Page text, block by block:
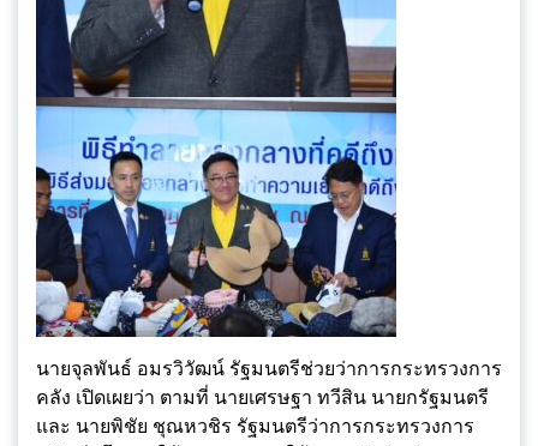
นายจุลพันธ์ อมรวิวัฒน์ รัฐมนตรีช่วยว่าการกระทรวงการ
คลัง เปิดเผยว่า ตามที่ นายเศรษฐา ทวีสิน นายกรัฐมนตรี
และ นายพิชัย ชุณหวชิร รัฐมนตรีว่าการกระทรวงการ